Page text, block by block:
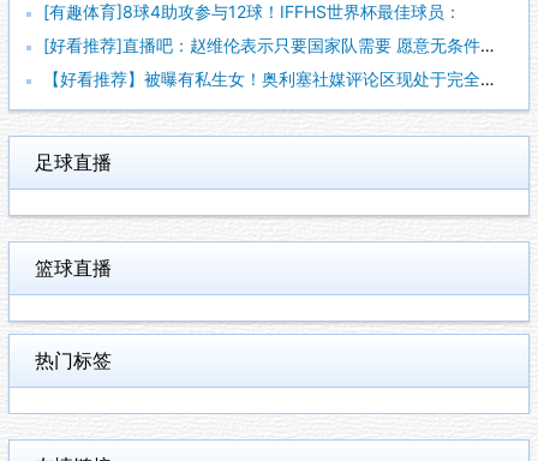
[有趣体育]8球4助攻参与12球！IFFHS世界杯最佳球员：
[好看推荐]直播吧：赵维伦表示只要国家队需要 愿意无条件响应
【好看推荐】被曝有私生女！奥利塞社媒评论区现处于完全关闭状态
足球直播
篮球直播
热门标签